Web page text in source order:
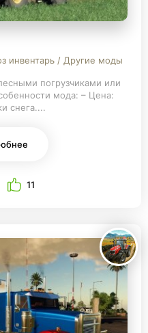
инвентарь / Другие моды
погрузчиками или
мода: – Цена:
снега....
11